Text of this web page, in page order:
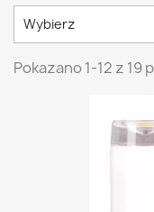
Wybierz
Pokazano 1-12 z 19